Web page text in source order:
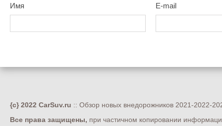
Имя E-mail
{c} 2022 CarSuv.ru :: Обзор новых внедорожников 2021-2022-
Все права защищены, при частичном копировании